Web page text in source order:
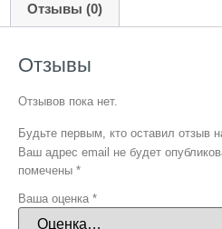
Отзывы (0)
Отзывы
Отзывов пока нет.
Будьте первым, кто оставил отзыв
Ваш адрес email не будет
помечены *
Ваша оценка *